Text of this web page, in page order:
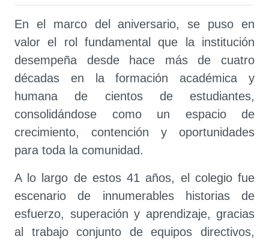
En el marco del aniversario, se puso en
valor el rol fundamental que la institución
desempeña desde hace más de cuatro
décadas en la formación académica y
humana de cientos de estudiantes,
consolidándose como un espacio de
crecimiento, contención y oportunidades
para toda la comunidad.
A lo largo de estos 41 años, el colegio fue
escenario de innumerables historias de
esfuerzo, superación y aprendizaje, gracias
al trabajo conjunto de equipos directivos,